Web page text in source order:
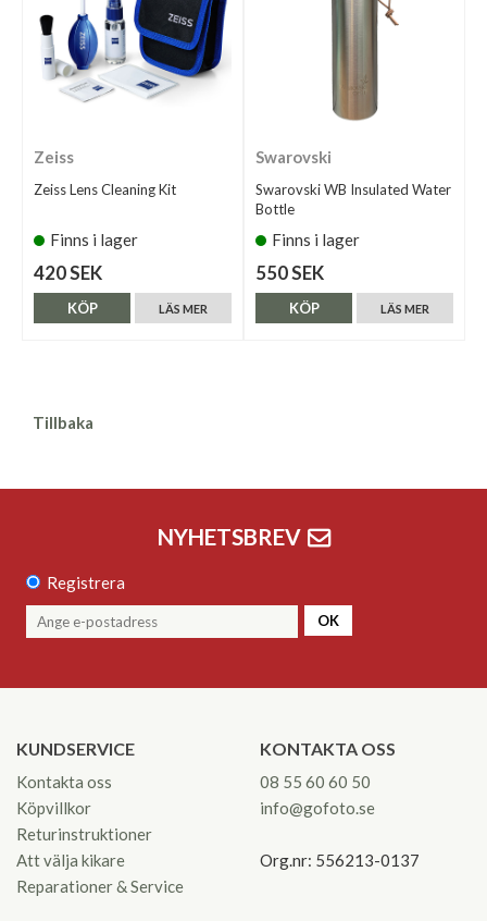
Zeiss
Zeiss Lens Cleaning Kit
Finns i lager
420 SEK
LÄS MER
KÖP
Swarovski
Swarovski WB Insulated Water
Bottle
Finns i lager
550 SEK
LÄS MER
KÖP
Tillbaka
NYHETSBREV
Registrera
OK
KUNDSERVICE
Kontakta oss
Köpvillkor
Returinstruktioner
Att välja kikare
Reparationer & Service
KONTAKTA OSS
08 55 60 60 50
info@gofoto.se
Org.nr: 556213-0137